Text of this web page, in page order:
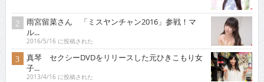
雨宮留菜さん 「ミスヤンチャン2016」参戦！マ
ル...
2016/5/16 に投稿された
真琴 セクシーDVDをリリースした元ひきこもり女
子...
2013/4/16 に投稿された